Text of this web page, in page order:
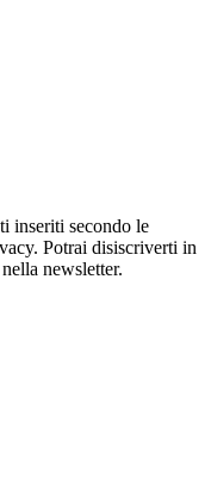
inseriti secondo le
Potrai disiscriverti in
newsletter.